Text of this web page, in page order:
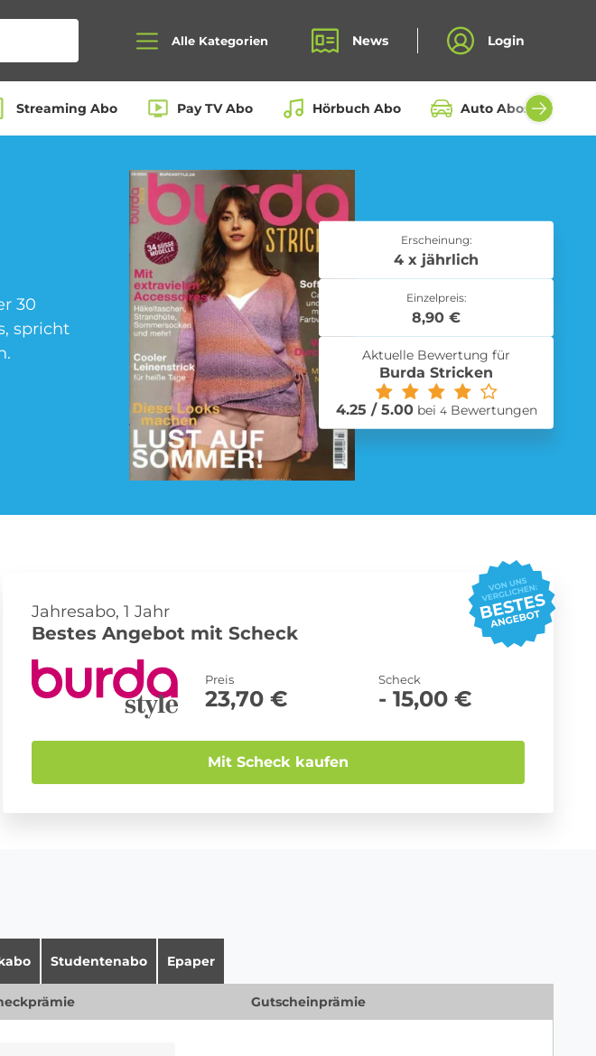
Alle Kategorien News Login
Streaming Abo Pay TV Abo Hörbuch Abo Auto Abos aller
Beauty Box Abo
eBook Abo Fahrrad Abo
Kino Abo Kochbox Abo
Süßigkeiten Abo Zeitschriften Abo
30
spricht
Erscheinung:
4 x jährlich
Einzelpreis:
8,90 €
Aktuelle Bewertung für
Burda Stricken
4.25 / 5.00bei 4Bewertungen
Jahresabo, 1 Jahr
Bestes Angebot mit Scheck
Preis
23,70 €
Scheck
- 15,00 €
Mit Scheck kaufen
Studentenabo Epaper
Gutscheinprämie